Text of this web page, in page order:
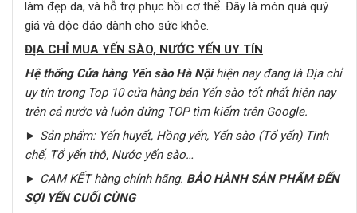
làm đẹp da, và hỗ trợ phục hồi cơ thể. Đây là món quà quý
giá và độc đáo dành cho sức khỏe.
ĐỊA CHỈ MUA YẾN SÀO, NƯỚC YẾN UY TÍN
Hệ thống Cửa hàng Yến sào Hà Nộihiện nay đang là Địa chỉ
uy tín trong Top 10 cửa hàng bán Yến sào tốt nhất hiện nay
trên cả nướcvà luôn đứng TOP tìm kiếm trên Google.
► Sản phẩm: Yến huyết, Hồng yến, Yến sào (Tổ yến) Tinh
chế, Tổ yến thô, Nước yến sào…
► CAM KẾT hàng chính hãng. BẢO HÀNH SẢN PHẨM ĐẾN
SỢI YẾN CUỐI CÙNG